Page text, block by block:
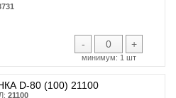
- +
минимум: 1 шт
D-80 (100) 21100
21100